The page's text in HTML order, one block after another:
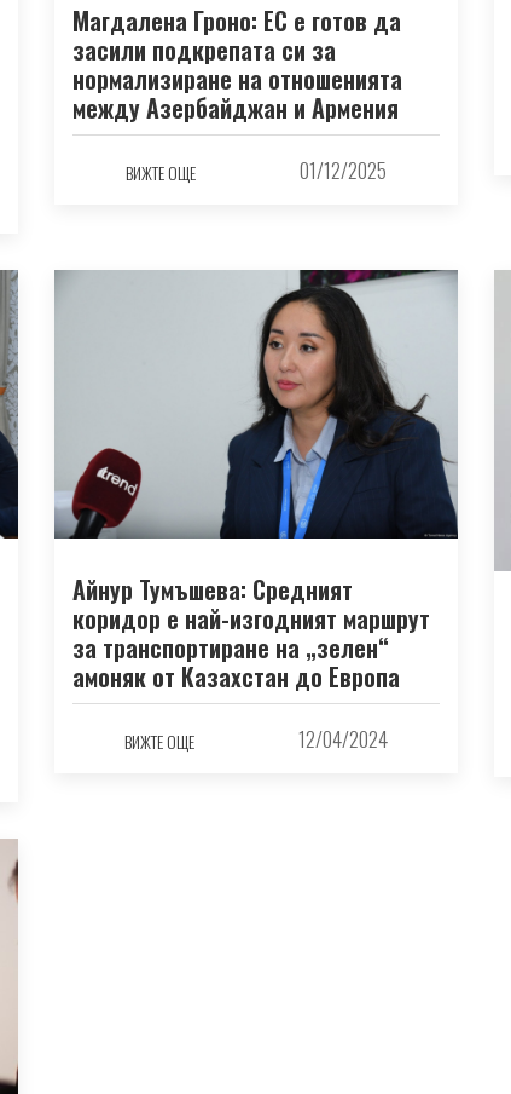
Магдалена Гроно: ЕС е готов да
засили подкрепата си за
нормализиране на отношенията
между Азербайджан и Армения
ВИЖТЕ ОЩЕ 01/12/2025
Айнур Тумъшева: Средният
коридор е най-изгодният маршрут
за транспортиране на „зелен“
амоняк от Казахстан до Европа
ВИЖТЕ ОЩЕ 12/04/2024